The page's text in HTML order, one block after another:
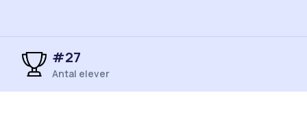
#27
Antal elever